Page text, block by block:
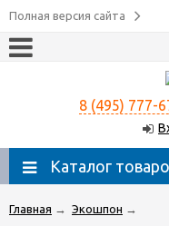
Полная версия сайта
8 (495) 777-
Каталог
Главная → Экошпон →